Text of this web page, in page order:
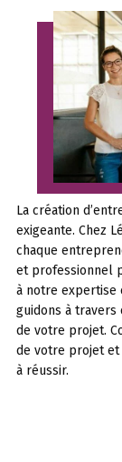
La création
exigeante. Chez
chaque
et professionnel
à notre expertise
guidons à travers
de votre projet.
de votre projet et
à réussir.